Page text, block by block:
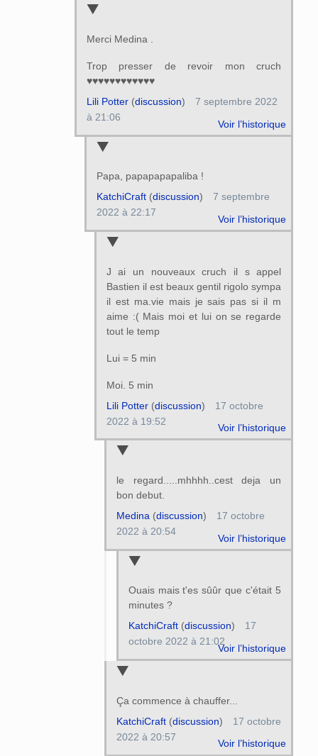
Merci Medina .
Trop presser de revoir mon cruch
♥♥♥♥♥♥♥♥♥♥♥♥
Voir l’historique
Lili Potter(discussion)
7 septembre 2022
à 21:06
Papa, papapapapaliba !
Voir l’historique
KatchiCraft(discussion)
7 septembre
2022 à 22:17
J ai un nouveaux cruch il s appel
Bastien il est beaux gentil rigolo sympa
il est ma.vie mais je sais pas si il m
aime :( Mais moi et lui on se regarde
tout le temp
Lui = 5 min
Moi. 5 min
Voir l’historique
Lili Potter(discussion)
17 octobre
2022 à 19:52
le regard.....mhhhh..cest deja un
bon debut.
Voir l’historique
Medina (discussion)
17 octobre
2022 à 20:54
Ouais mais t'es sûûr que c'était 5
minutes ?
Voir l’historique
KatchiCraft(discussion)
17
octobre 2022 à 21:02
Ça commence à chauffer...
Voir l’historique
KatchiCraft(discussion)
17 octobre
2022 à 20:57